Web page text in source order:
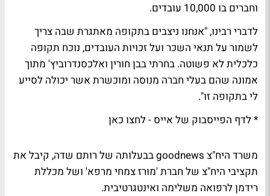
וחברים בו 10,000 עובדים.
לדברי רבינו, "אנחנו ניצבים בתקופה מאתגרת שבה צריך
לשמור על תנאי השכר ועל זכויות העובדים, נוכח תקופה
כלכלית לא פשוטה. בחרתי בבן חורין ואלכסנדרוביץ' מתוך
אמונה שהם בעלי חברה מנוסה ומוכשרת אשר יכולה לסייע
לי בתקופה זו".
* לדף הפייסבוק של אייס - לחצו כאן
משרד היח"צ goodnewsבבעלותה של רותם שדה, קיבל את
תקציבי היח"צ של חברת 'מורז צמחי מרפא' ושל מכללת
רידמן לרפואה משלימה ואינטגרטיבית.